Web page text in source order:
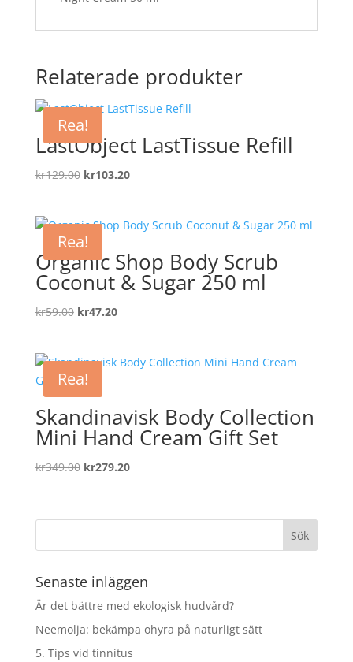
Relaterade produkter
Rea!
LastObject LastTissue Refill
kr129.00 Det
var:
kr129.00.
kr103.20Det
är:
Rea!
Organic Shop Body Scrub
Coconut & Sugar 250 ml
kr59.00 Det
var:
kr59.00.
kr47.20Det
är:
Rea!
Skandinavisk Body Collection
Mini Hand Cream Gift Set
kr349.00 Det
var:
kr279.20Det
är:
Senaste inläggen
Är det bättre med ekologisk hudvård?
Neemolja: bekämpa ohyra på naturligt sätt
5. Tips vid tinnitus